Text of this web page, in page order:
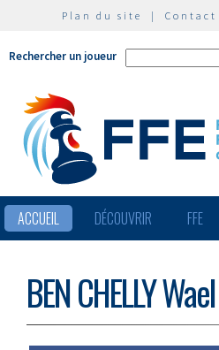
Plan du site | Contact
Rechercher un joueur
ACCUEIL DÉCOUVRIR FFE
BEN CHELLY Wael